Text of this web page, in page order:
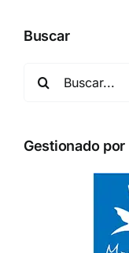
Buscar
Gestionado por